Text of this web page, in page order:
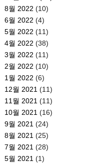
8월 2022 (10)
6월 2022 (4)
5월 2022 (11)
4월 2022 (38)
3월 2022 (11)
2월 2022 (10)
1월 2022 (6)
12월 2021 (11)
11월 2021 (11)
10월 2021 (16)
9월 2021 (24)
8월 2021 (25)
7월 2021 (28)
5월 2021 (1)